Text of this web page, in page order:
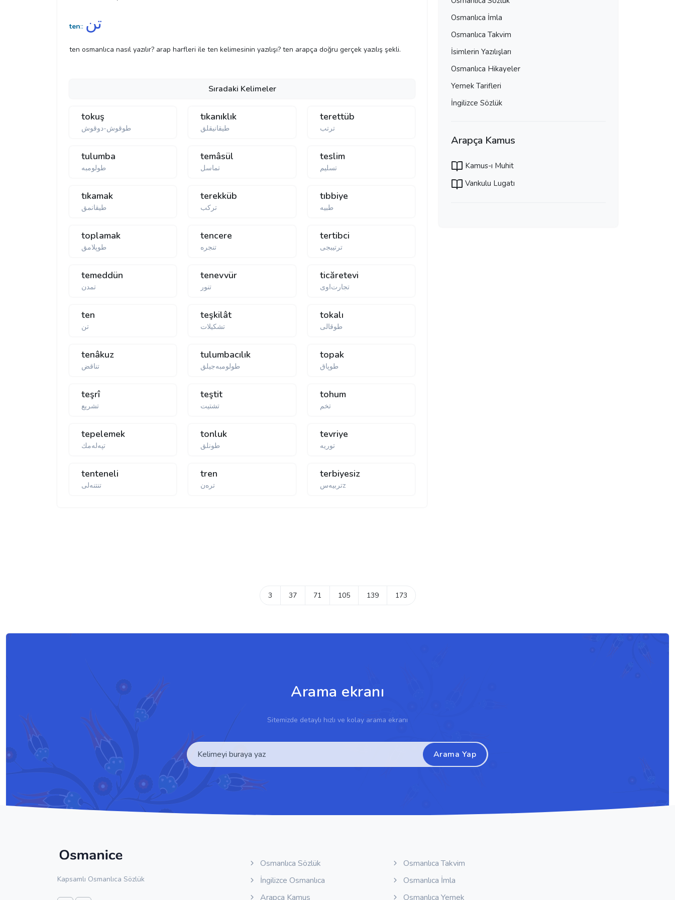
ten:: تن
ten osmanlıca nasıl yazılır? arap harfleri ile ten kelimesinin yazılışı? ten arapça doğru gerçek yazılış şekli.
Sıradaki Kelimeler
tokuş
طوقوش-دوقوش
tıkanıklık
طيقانيقلق
terettüb
ترتب
tulumba temâsül
تماسل
teslim
تسلیم
tıkamak
طيقانمق
terekküb
تركب
tıbbiye
toplamak
طوپلامق
tencere
تنجره
tertibci
ترتیبجی
temeddün
تمدن
tenevvür
تنور
ticăretevi
تجارت‌اوی
ten
تن
teşkilât
تشكیلات
tokalı
طوقالی
tenâkuz
تناقض
tulumbacılık
طولومبه‌جيلق
topak
طوپاق
teşrî
تشريع
teştit
تشتيت
tohum
تخم
tepelemek
تپه‌له‌مك
tonluk
طونلق
tevriye
توريه‌
tenteneli
تنتنه‌لی
tren
تره‌ن
terbiyesiz
تربیه‌سz
Osmanlıca İmla
Osmanlıca Takvim
İsimlerin Yazılışları
Osmanlıca Hikayeler
Yemek Tarifleri
İngilizce Sözlük
Arapça Kamus
Kamus-ı Muhit
Vankulu Lugatı
3 37 71 105 139 173
Arama ekranı
Sitemizde detaylı hızlı ve kolay arama ekranı
Arama Yap
Kapsamlı Osmanlıca Sözlük
Osmanlıca Sözlük
İngilizce Osmanlıca
Arapça Kamus
Osmanlıca Takvim
Osmanlıca İmla
Osmanlıca Yemek